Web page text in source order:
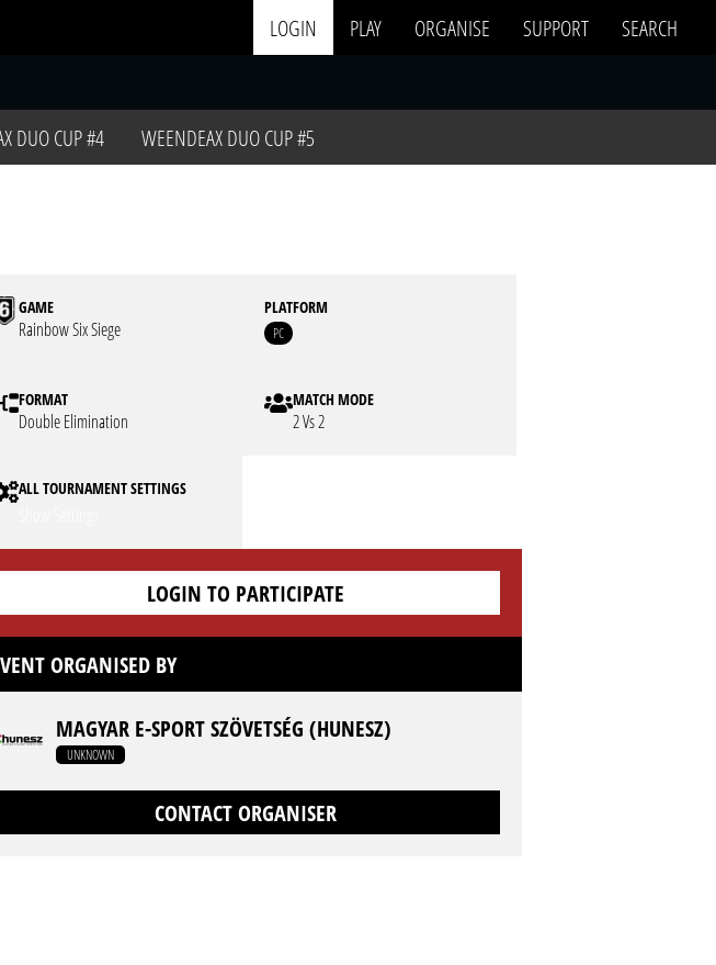
LOGIN PLAY ORGANISE SUPPORT
SEARCH
DUO CUP #4 WEENDEAX DUO CUP #5
GAME
Rainbow Six Siege
PLATFORM
PC
FORMAT
Double Elimination
MATCH MODE
2 Vs 2
ALL TOURNAMENT SETTINGS
LOGIN TO PARTICIPATE
ORGANISED BY
MAGYAR E-SPORT SZÖVETSÉG (HUNESZ)
UNKNOWN
CONTACT ORGANISER